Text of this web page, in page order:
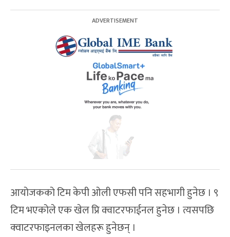
आयोजकको टिम केपी ओली एफसी पनि सहभागी हुनेछ । ९
टिम भएकोले एक खेल प्रि क्वाटरफाईनल हुनेछ । त्यसपछि
क्‍वाटरफाइनलका खेलहरू हुनेछन् ।